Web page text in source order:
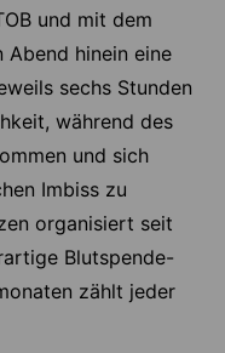
und mit dem
Abend hinein eine
sechs Stunden
während des
und sich
Imbiss zu
organisiert seit
Blutspende-
zählt jeder